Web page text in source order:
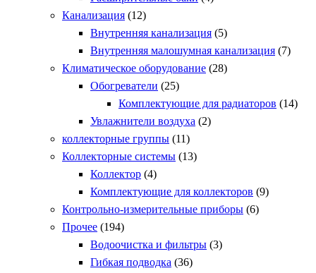
Канализация (12)
Внутренняя канализация (5)
Внутренняя малошумная канализация (7)
Климатическое оборудование (28)
Обогреватели (25)
Комплектующие для радиаторов (14)
Увлажнители воздуха (2)
коллекторные группы (11)
Коллекторные системы (13)
Коллектор (4)
Комплектующие для коллекторов (9)
Контрольно-измерительные приборы (6)
Прочее (194)
Водоочистка и фильтры (3)
Гибкая подводка (36)